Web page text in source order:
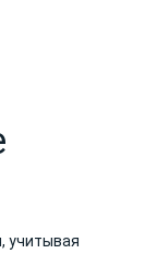
учитывая